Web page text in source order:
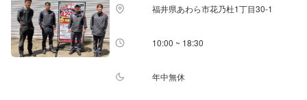
福井県あわら市花乃杜1丁目30-1
10:00 ~ 18:30
年中無休